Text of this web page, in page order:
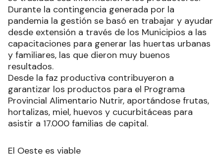
Durante la contingencia generada por la
pandemia la gestión se basó en trabajar y ayudar
desde extensión a través de los Municipios a las
capacitaciones para generar las huertas urbanas
y familiares, las que dieron muy buenos
resultados.
Desde la faz productiva contribuyeron a
garantizar los productos para el Programa
Provincial Alimentario Nutrir, aportándose frutas,
hortalizas, miel, huevos y cucurbitáceas para
asistir a 17.000 familias de capital.
El Oeste es viable